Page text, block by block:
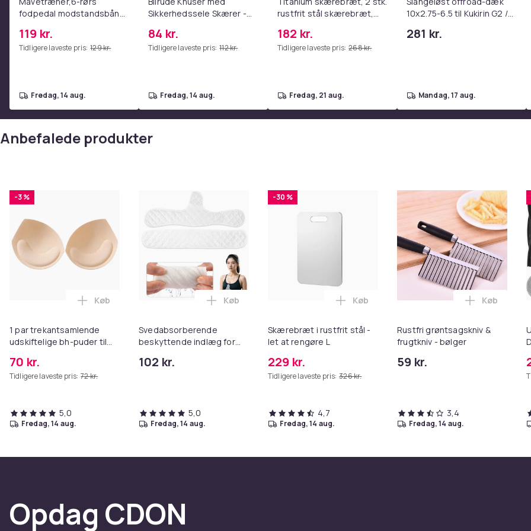
fodpedal modstandsbånd
yoga og
hjemmetræningscenter
119 kr.
Tidligere laveste pris: 129 kr.
fredag, 14 aug.
Sikkerhedssele Skærer -
Kompatibel med Alle
Bilmodeller Red
84 kr.
Tidligere laveste pris: 112 kr.
fredag, 14 aug.
rustfrit stål skærebræt,
skærebræt
182 kr.
Tidligere laveste pris: 268 kr.
fredag, 21 aug.
10x2.75-6.5 til Kukirin G2 /
/ R3 / R6 / Ausom DT2 Pro /
281 kr.
mandag, 17 aug.
Anbefalede produkter
-3 %
1 par trekantsamlende
udskiftelige bh-puder til
70 kr.
Tidligere laveste pris: 72 kr.
Læg 1 par trekantsamlende udskiftelige bh-puder til kvinders bh-skål Beige i kurven
Køb
5,0
fredag, 14 aug.
Svedabsorberende
beskyttende indlæg for
102 kr.
Læg Svedabsorberende beskyttende indlæg for ultimativ komfort i
Køb
5,0
fredag, 14 aug.
-30 %
Skærebræt i rustfrit stål -
let at rengøre L
229 kr.
Tidligere laveste pris: 326 kr.
Læg Skærebræt i rustfrit stål - let at
Køb
4,7
fredag, 14 aug.
Rustfri grøntsagskniv &
frugtkniv - bølger
59 kr.
Læg
Køb
3,4
fredag, 14 aug.
Opdag CDON